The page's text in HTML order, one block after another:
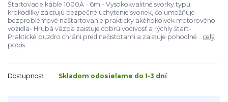
Štartovacie káble 1000A - 6m - Vysokokvalitné svorky typu
krokodílky zaisťujú bezpečné uchytenie svoriek, čo umožňuje
bezproblémové naštartovanie prakticky akéhokoľvek motorového
vozidla- Hrubá väzba zaisťuje dobrú vodivosť a rýchly štart-
Praktické puzdro chráni pred nečistotami a zaisťuje pohodlné... celý
popis
Dostupnosť Skladom odosielame do 1-3 dní